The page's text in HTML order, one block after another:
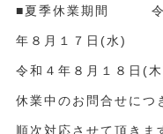
■夏季休業期間 令和
年８月１７日(水)
令和４年８月１８日(
休業中のお問合せにつ
順次対応させて頂きま